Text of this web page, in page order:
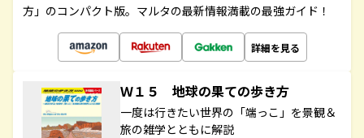
方」のコンパクト版。マルタの最新情報満載の最強ガイド！
詳細を見る
Ｗ１５ 地球の果ての歩き方
一度は行きたい世界の「端っこ」を景観＆
旅の雑学とともに解説